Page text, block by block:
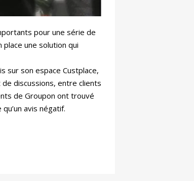
pour une série de
une solution qui
sur son espace Custplace,
discussions, entre clients
de Groupon ont trouvé
avis négatif.